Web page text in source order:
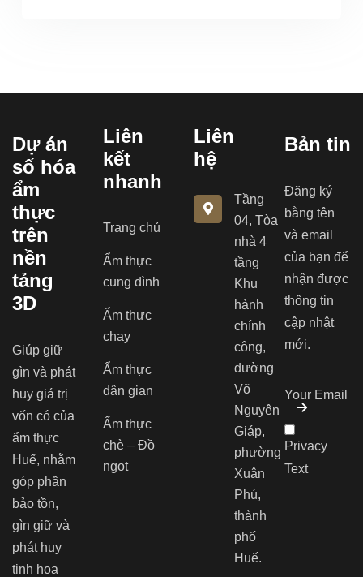
Dự án
số hóa
ẩm
thực
trên
nền
tảng
3D
Giúp giữ
gìn và phát
huy giá trị
vốn có của
ẩm thực
Huế, nhằm
góp phần
bảo tồn,
gìn giữ và
phát huy
tinh hoa
Liên
kết
nhanh
Trang chủ
Ẩm thực
cung đình
Ẩm thực
chay
Ẩm thực
dân gian
Ẩm thực
chè – Đồ
ngọt
Liên
hệ
Tầng
04, Tòa
nhà 4
tầng
Khu
hành
chính
công,
đường
Võ
Nguyên
Giáp,
phường
Xuân
Phú,
thành
phố
Huế.
Bản tin
Đăng ký
bằng tên
và email
của bạn để
nhận được
thông tin
cập nhật
mới.
Privacy
Text